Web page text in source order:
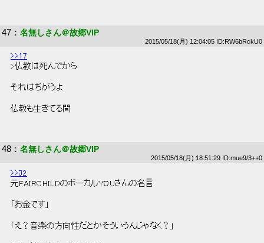
47 ： 名無しさん＠故郷VIP
2015/05/18(月) 12:04:05 ID:RW6bRckU0
>>17
>仏教は死んでから
それはちがうよ
仏教も生きてる間
48 ： 名無しさん＠故郷VIP
2015/05/18(月) 18:51:29 ID:mue9/3++0
>>32
元FAIRCHILDのボーカルYOUさんの名言
「お金です」
「え？音楽の方向性だとかそういうんじゃなく？」